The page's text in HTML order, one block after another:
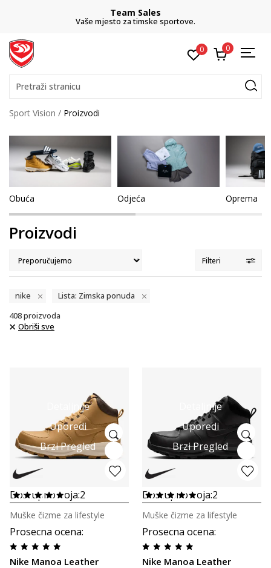
besplatno preuzimanje u trgovini
0 0
Pretraži stranicu
Sport Vision Proizvodi
Obuća Odjeća Oprema
Proizvodi
Filteri
nike
Lista: Zimska ponuda
408proizvoda
Obriši sve
Detaljnije
Uporedi
Brzi Pregled
Dostupno boja:2
Prosecna ocena:
Nike Manoa Leather
Muške čizme za lifestyle
Detaljnije
Uporedi
Brzi Pregled
Dostupno boja:2
Prosecna ocena:
Nike Manoa Leather
Muške čizme za lifestyle